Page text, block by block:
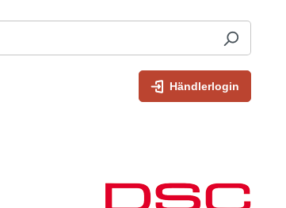
Händlerlogin